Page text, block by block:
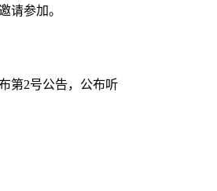
请参加。
第2号公告，公布听